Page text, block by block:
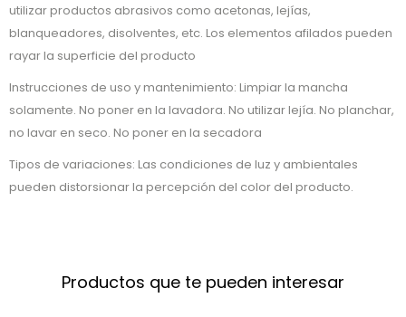
utilizar productos abrasivos como acetonas, lejías,
blanqueadores, disolventes, etc. Los elementos afilados pueden
rayar la superficie del producto
Instrucciones de uso y mantenimiento: Limpiar la mancha
solamente. No poner en la lavadora. No utilizar lejía. No planchar,
no lavar en seco. No poner en la secadora
Tipos de variaciones: Las condiciones de luz y ambientales
pueden distorsionar la percepción del color del producto.
Productos que te pueden interesar